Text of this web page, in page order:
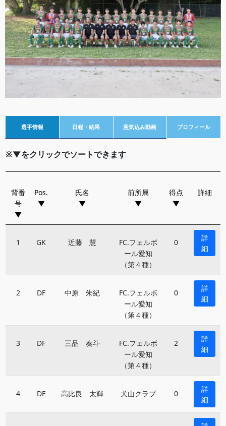
選手情報 日程・結果 意気込み動画 プロフィール